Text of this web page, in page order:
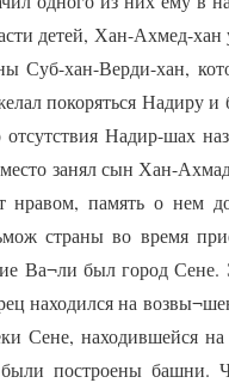
детей, Хан-Ахмед-
Суб-хан-Верди-хан,
покоряться Надиру
Надир-шах
занял сын Хан-
память о нем
страны во время
Ва¬ли был город Сене.
находился на
Сене, находившейся на
построены башни.